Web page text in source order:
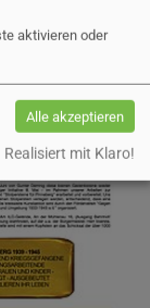
version
aktivieren oder
Alle akzeptieren
Realisiert mit Klaro!